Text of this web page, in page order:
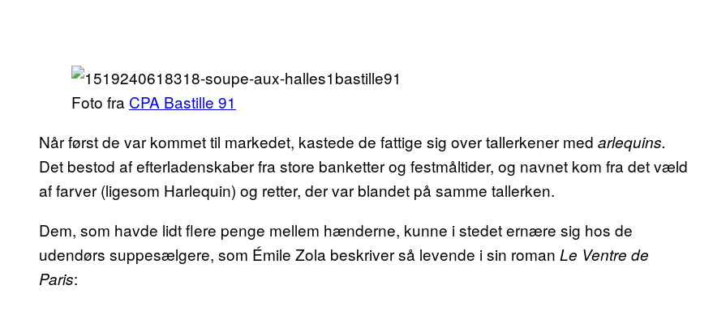
Foto fra CPA Bastille 91
Når først de var kommet til markedet, kastede de fattige sig over tallerkener med arlequins.
Det bestod af efterladenskaber fra store banketter og festmåltider, og navnet kom fra det væld
af farver (ligesom Harlequin) og retter, der var blandet på samme tallerken.
Dem, som havde lidt flere penge mellem hænderne, kunne i stedet ernære sig hos de
udendørs suppesælgere, som Émile Zola beskriver så levende i sin roman Le Ventre de
Paris: